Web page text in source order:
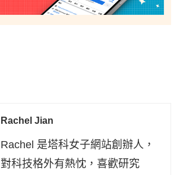
Rachel Jian
Rachel 是塔科女子網站創辦人，
對科技格外有熱忱，喜歡研究